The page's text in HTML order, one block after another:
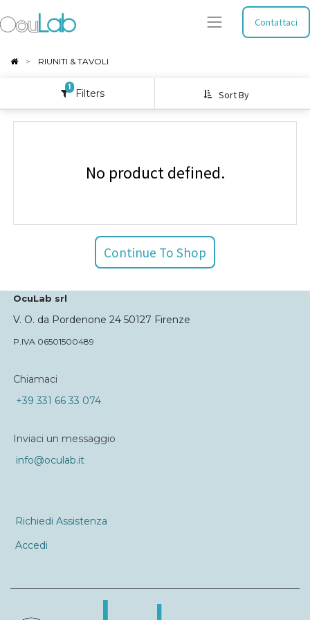
Contattaci
RIUNITI & TAVOLI
1
Filters Sort By
No product defined.
Continue To Shop
OcuLab srl
V. O. da Pordenone 24 50127 Firenze
P.IVA 06501500489
Chiamaci
+39 331 66 33 074
Inviaci un messaggio
info@oculab.it
Richiedi Assistenza
Accedi